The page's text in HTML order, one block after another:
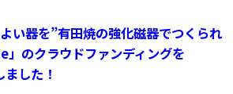
い器を”有田焼の強化磁器でつくられ
のクラウドファンディングを
した！